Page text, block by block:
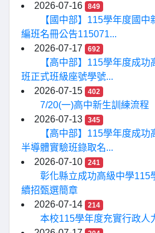
2026-07-16
849
【國中部】115學年度國
編班名冊公告115071...
2026-07-17
692
【高中部】115學年度成
班正式班級座號學號...
2026-07-15
402
7/20(一)高中新生訓練流程
2026-07-13
345
【高中部】115學年度成
半導體實驗班錄取名...
2026-07-10
241
彰化縣立成功高級中學115
續招甄選簡章
2026-07-14
214
本校115學年度充實行政人